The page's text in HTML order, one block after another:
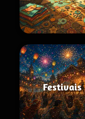
Festivais